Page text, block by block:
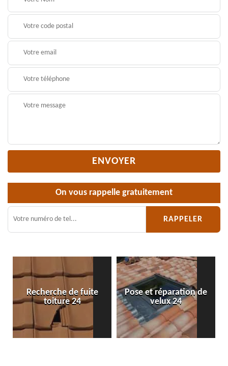
On vous rappelle gratuitement
Recherche de fuite
toiture 24
Pose et réparation de
velux 24